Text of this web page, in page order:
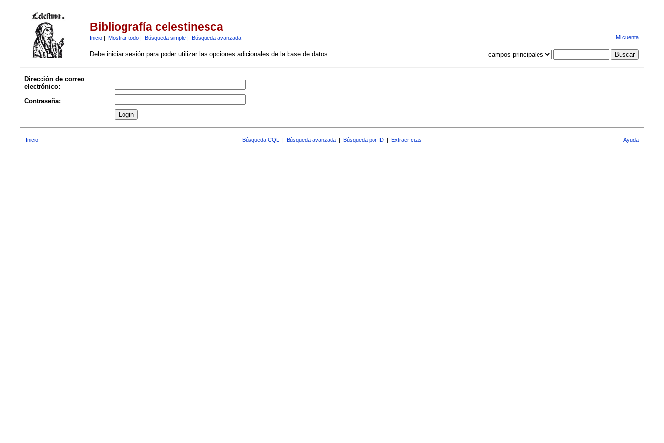
Bibliografía celestinesca
Inicio| Mostrar todo| Búsqueda simple| Búsqueda avanzada Mi cuenta
Debe iniciar sesión para poder utilizar las opciones adicionales de la base de datos
Dirección de correo
electrónico:
Contraseña:
Inicio Búsqueda CQL | Búsqueda avanzada | Búsqueda por ID | Extraer citas Ayuda